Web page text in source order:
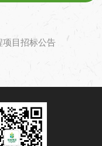
项目招标公告